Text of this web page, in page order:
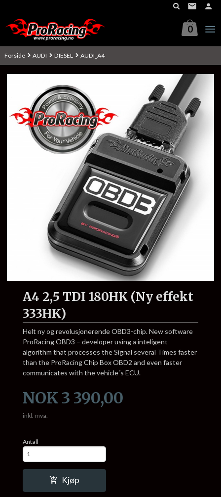
innholdet
0
Forside AUDI DIESEL AUDI_A4
A4 2,5 TDI 180HK (Ny effekt
333HK)
Helt ny og revolusjonerende OBD3-chip. New software
ProRacing OBD3 – developer using a inteligent
algorithm that processes the Signal several Times faster
than the ProRacing Chip Box OBD2 and even faster
communicates with the vehicle´s ECU.
Pris
NOK 3 390,00
inkl. mva.
Antall
Kjøp